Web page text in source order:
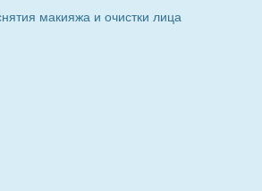
макияжа и очистки лица